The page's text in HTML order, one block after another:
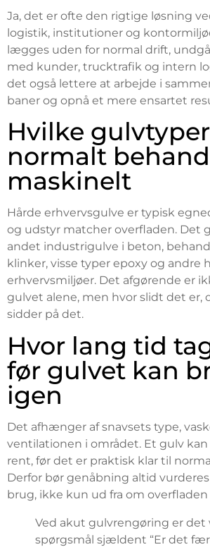
Ja, det er ofte den rigtige løsning
logistik, institutioner og
lægges uden for normal drift,
med kunder, trucktrafik og intern
det også lettere at arbejde i
baner og opnå et mere ensartet
Hvilke
normalt
maskinelt
Hårde erhvervsgulve er typisk
og udstyr matcher overfladen. Det
andet industrigulve i beton,
klinker, visse typer epoxy og andre
erhvervsmiljøer. Det afgørende er
gulvet alene, men hvor slidt det er,
sidder på det.
Hvor lang tid
før gulvet kan
igen
Det afhænger af snavsets type,
ventilationen i området. Et gulv
rent, før det er praktisk klar til
Derfor bør genåbning altid
brug, ikke kun ud fra om overfladen
Ved akut gulvrengøring er det
spørgsmål sjældent “Er det